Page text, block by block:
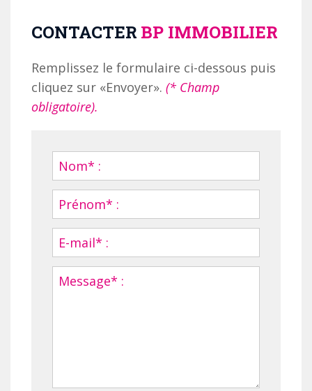
CONTACTER BP IMMOBILIER
Remplissez le formulaire ci-dessous puis
cliquez sur «Envoyer». (* Champ
obligatoire).